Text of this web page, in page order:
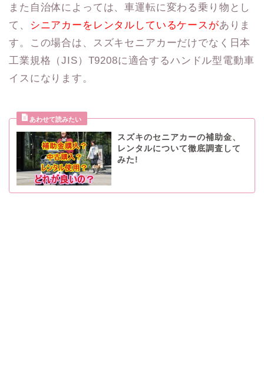
また自治体によっては、車運転に変わる乗り物とし
て、
シニアカーをレンタルしているケースがありま
す。この場合は、スズキセニアカーだけでなく日本
工業規格（JIS）T9208に適合するハンドル型電動車
イスになります。
スズキのセニアカーの補助金、
レンタルについて徹底調査して
みた!